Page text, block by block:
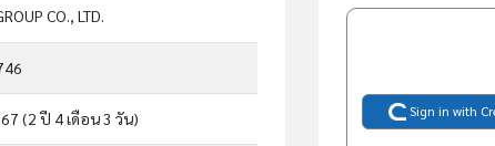
CO., LTD.
(2 ปี 4 เดือน 3 วัน) Sign in with